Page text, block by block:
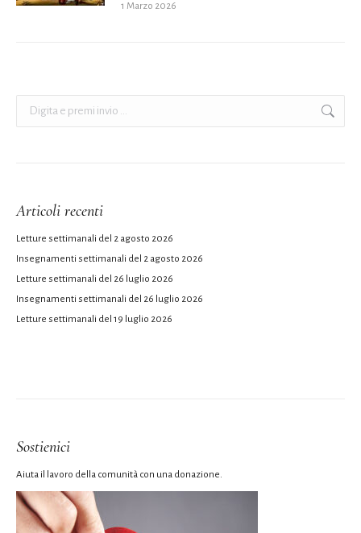
1 Marzo 2026
Articoli recenti
Letture settimanali del 2 agosto 2026
Insegnamenti settimanali del 2 agosto 2026
Letture settimanali del 26 luglio 2026
Insegnamenti settimanali del 26 luglio 2026
Letture settimanali del 19 luglio 2026
Sostienici
Aiuta il lavoro della comunità con una donazione.